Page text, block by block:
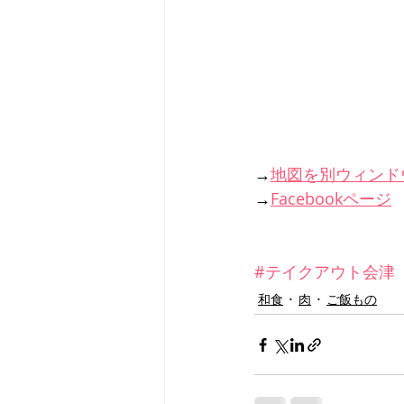
→地図を別ウィン
→Facebookページ
#テイクアウト会津
和食 肉 ご飯もの